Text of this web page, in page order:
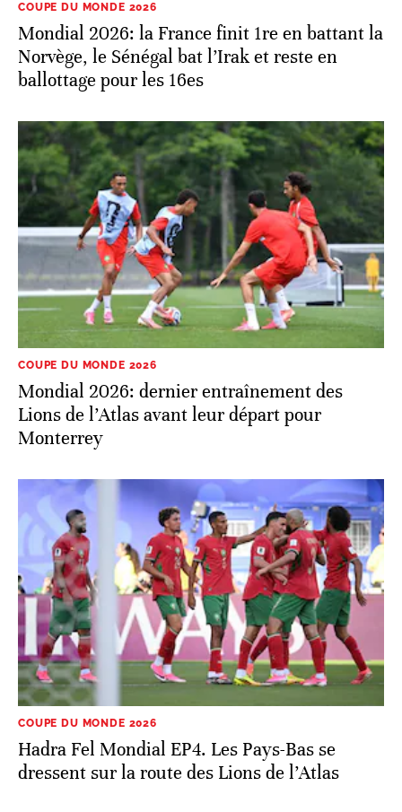
COUPE DU MONDE 2026
Mondial 2026: la France finit 1re en battant la
Norvège, le Sénégal bat l’Irak et reste en
ballottage pour les 16es
COUPE DU MONDE 2026
Mondial 2026: dernier entraînement des
Lions de l’Atlas avant leur départ pour
Monterrey
COUPE DU MONDE 2026
Hadra Fel Mondial EP4. Les Pays-Bas se
dressent sur la route des Lions de l’Atlas